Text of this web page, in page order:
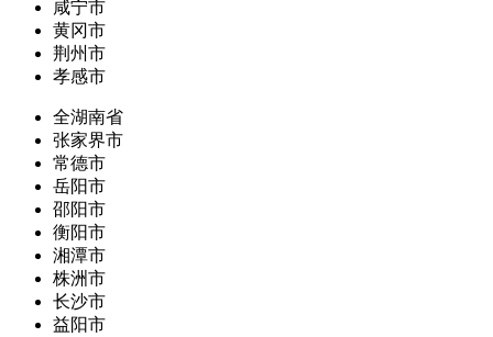
咸宁市
黄冈市
荆州市
孝感市
全湖南省
张家界市
常德市
岳阳市
邵阳市
衡阳市
湘潭市
株洲市
长沙市
益阳市